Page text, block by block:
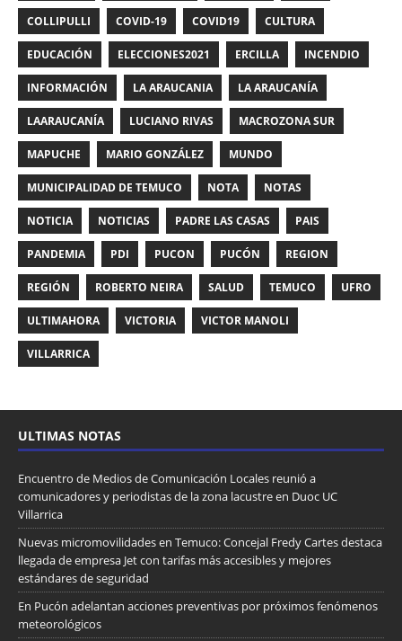
COLLIPULLI COVID-19 COVID19 CULTURA
EDUCACIÓN ELECCIONES2021 ERCILLA INCENDIO
INFORMACIÓN LA ARAUCANIA LA ARAUCANÍA
LAARAUCANÍA LUCIANO RIVAS MACROZONA SUR
MAPUCHE MARIO GONZÁLEZ MUNDO
MUNICIPALIDAD DE TEMUCO NOTA NOTAS
NOTICIA NOTICIAS PADRE LAS CASAS PAIS
PANDEMIA PDI PUCON PUCÓN REGION
REGIÓN ROBERTO NEIRA SALUD TEMUCO UFRO
ULTIMAHORA VICTORIA VICTOR MANOLI
VILLARRICA
ULTIMAS NOTAS
Encuentro de Medios de Comunicación Locales reunió a
comunicadores y periodistas de la zona lacustre en Duoc UC
Villarrica
Nuevas micromovilidades en Temuco: Concejal Fredy Cartes destaca
llegada de empresa Jet con tarifas más accesibles y mejores
estándares de seguridad
En Pucón adelantan acciones preventivas por próximos fenómenos
meteorológicos